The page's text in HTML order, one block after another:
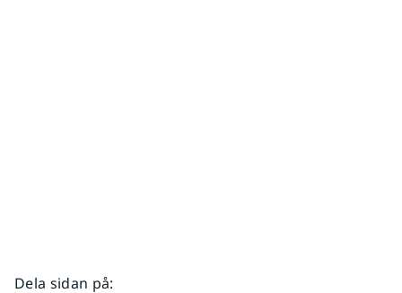
Dela sidan på: